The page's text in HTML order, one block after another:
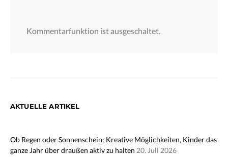
Kommentarfunktion ist ausgeschaltet.
AKTUELLE ARTIKEL
Ob Regen oder Sonnenschein: Kreative Möglichkeiten, Kinder das
ganze Jahr über draußen aktiv zu halten 20. Juli 2026